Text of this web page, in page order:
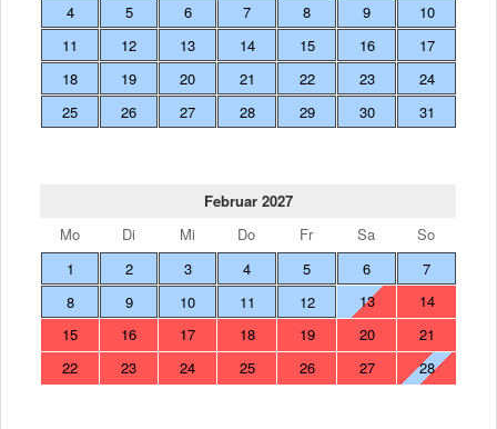
4
5 6 7 8 9
10
11
12 13 14 15 16
17
18
19 20 21 22 23
24
25
26 27 28 29 30 31
Februar 2027
Mo
Di Mi Do Fr Sa
So
1
2 3 4 5 6
7
8
9 10 11 12 13
14
15
16 17 18 19 20
21
22
23 24 25 26 27 28